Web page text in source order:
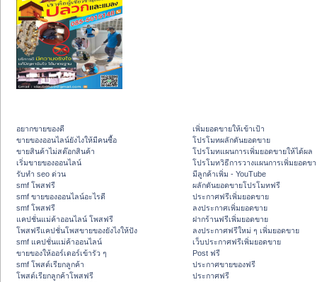
อยากขายของดี
ขายของออนไลน์ยังไงให้มีคนซื้อ
ขายสินค้าไม่สต๊อกสินค้า
เริ่มขายของออนไลน์
รับทำ seo ด่วน
smf โพสฟรี
smf ขายของออนไลน์อะไรดี
smf โพสฟรี
แคปชั่นแม่ค้าออนไลน์ โพสฟรี
โพสฟรีแคปชั่นโพสขายของยังไงให้ปัง
smf แคปชั่นแม่ค้าออนไลน์
ขายของให้ออร์เดอร์เข้ารัว ๆ
smf โพสต์เรียกลูกค้า
โพสต์เรียกลูกค้าโพสฟรี
เพิ่มยอดขายให้เข้าเป้า
โปรโมทผลักดันยอดขาย
โปรโมทแผนการเพิ่มยอดขายให้ได้ผล
โปรโมทวิธีการวางแผนการเพิ่มยอดข
มีลูกค้าเพิ่ม - YouTube
ผลักดันยอดขายโปรโมทฟรี
ประกาศฟรีเพิ่มยอดขาย
ลงประกาศเพิ่มยอดขาย
ฝากร้านฟรีเพิ่มยอดขาย
ลงประกาศฟรีใหม่ ๆ เพิ่มยอดขาย
เว็บประกาศฟรีเพิ่มยอดขาย
Post ฟรี
ประกาศขายของฟรี
ประกาศฟรี